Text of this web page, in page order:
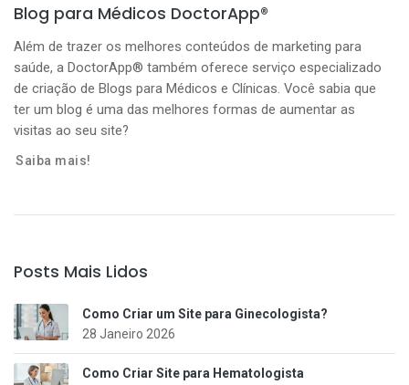
Blog para Médicos DoctorApp®
Além de trazer os melhores conteúdos de marketing para
saúde, a DoctorApp® também oferece serviço especializado
de criação de Blogs para Médicos e Clínicas. Você sabia que
ter um blog é uma das melhores formas de aumentar as
visitas ao seu site?
Saiba mais!
Posts Mais Lidos
Como Criar um Site para Ginecologista?
28 Janeiro 2026
Como Criar Site para Hematologista